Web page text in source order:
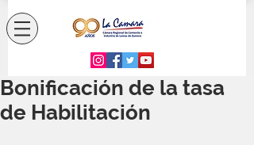
Bonificación de la tasa
de Habilitación